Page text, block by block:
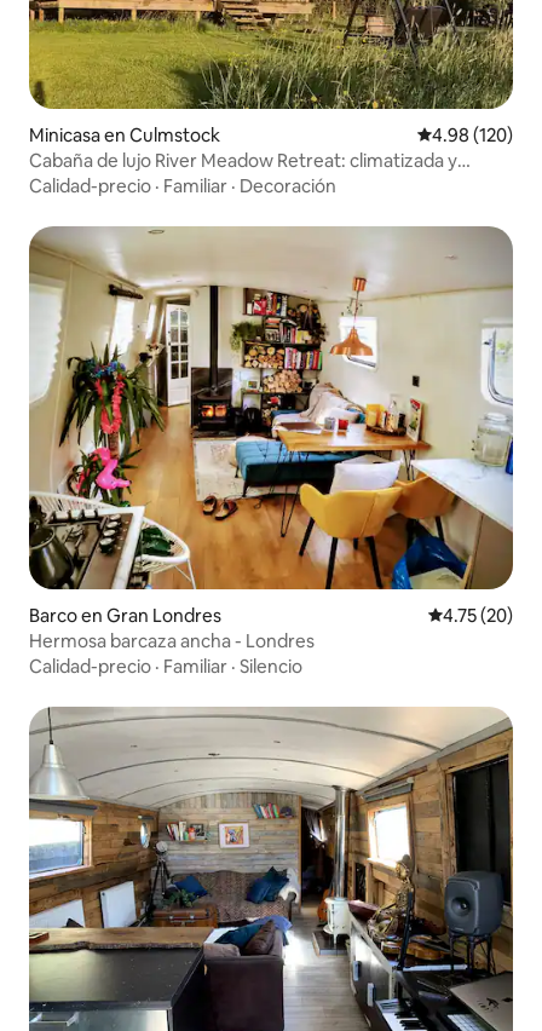
Minicasa en Culmstock Calificación
4.98 (120)
Cabaña de lujo River Meadow Retreat: climatizada y
vallada
Calidad-precio · Familiar · Decoración
Barco en Gran Londres Calificación
4.75 (20)
Hermosa barcaza ancha - Londres
Calidad-precio · Familiar · Silencio